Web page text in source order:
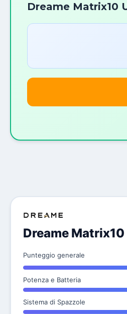
Dreame Matrix10
Dreame
Punteggio generale
Potenza e Batteria
Sistema di Spazzole